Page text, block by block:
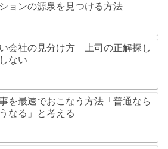
ョンの源泉を見つける方法
会社の見分け方 上司の正解探し
ない
を最速でおこなう方法「普通なら
なる」と考える